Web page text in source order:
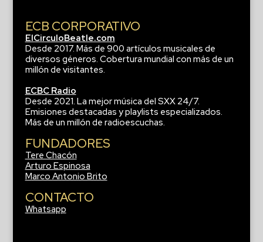
ECB CORPORATIVO
ElCirculoBeatle.com
Desde 2017. Más de 900 artículos musicales de
diversos géneros. Cobertura mundial con más de un
millón de visitantes.
ECBC Radio
Desde 2021. La mejor música del SXX 24/7.
Emisiones destacadas y playlists especializados.
Más de un millón de radioescuchas.
FUNDADORES
Tere Chacón
Arturo Espinosa
Marco Antonio Brito
CONTACTO
Whatsapp